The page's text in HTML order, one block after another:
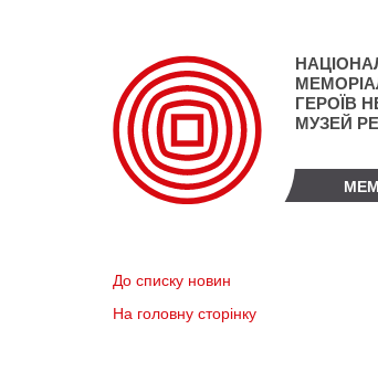
ГЕРОЇВ
МУЗЕЙ
До списку новин
На головну сторінку